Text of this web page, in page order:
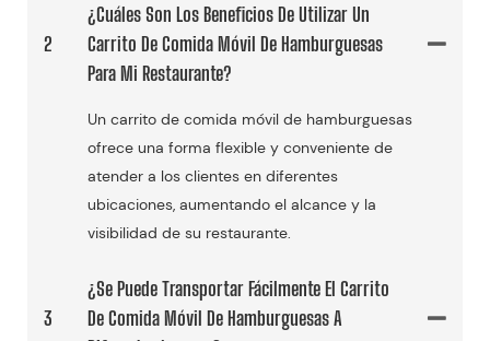
2
¿Cuáles Son Los Beneficios De Utilizar Un
Carrito De Comida Móvil De Hamburguesas
Para Mi Restaurante?
Un carrito de comida móvil de hamburguesas
ofrece una forma flexible y conveniente de
atender a los clientes en diferentes
ubicaciones, aumentando el alcance y la
visibilidad de su restaurante.
3
¿Se Puede Transportar Fácilmente El Carrito
De Comida Móvil De Hamburguesas A